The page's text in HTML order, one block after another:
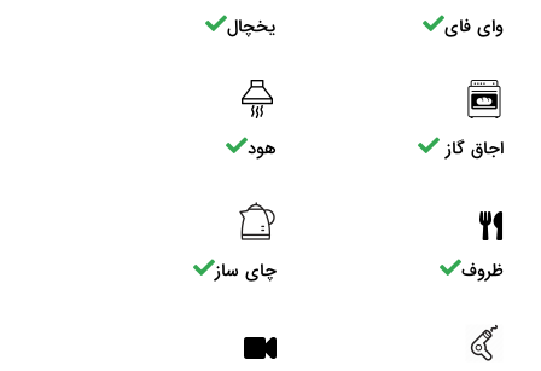
وای فای یخچال
اجاق گاز هود
ظروف چای ساز